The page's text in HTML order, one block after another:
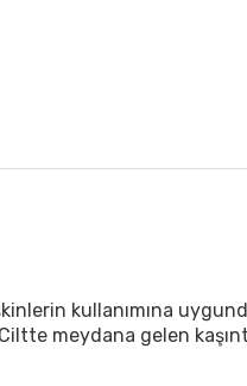
kullanımına
meydana gelen